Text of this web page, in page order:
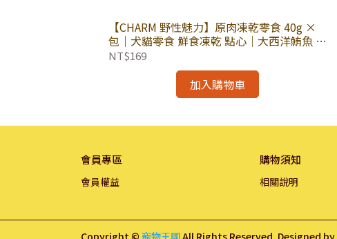
【CHARM 野性魅力】原肉凍乾零食 40g ×
包｜犬貓零食 鮮食凍乾 點心｜大西洋鮪魚 赤
羽土雞
NT$169
加入購物車
會員專區
會員權益
購物須知
相關說明
Copyright © 寵物王國 All Rights Reserved. Designed by